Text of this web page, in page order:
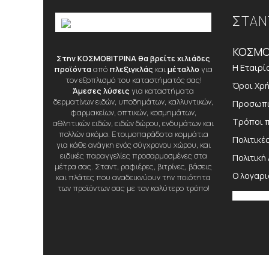
Στην ΚΟΣΜΟΒΙΤΡΙΝΑ θα βρείτε χιλιάδες
προϊόντααπό πλεξιγκλάς καιμέταλλο για
τον εξοπλισμό του καταστήματός σας!
Άμεσες λύσεις για καταστήματα
δερματίνων ειδών, υποδημάτων, καλλυντικών,
φαρμακείων, οπτικών, κοσμημάτων,
αθλητικών ειδών, ειδών δώρου, ενδυμάτων και
πολλών ακόμα. Ετοιμοπαράδοτα κομμάτια
για κάθε ανάγκη ενός σύγχρονου χώρου, και
ειδικές παραγγελίες προσαρμοσμένες στα
μέτρα σας. Σταντ, ραφιέρες, βιτρίνες, βάσεις
και πλάτες που αναδεικνύουν την ποιότητα
των προϊόντων σας με τον καλύτερο τρόπο!
Η
Όροι
Τρόποι
Ο